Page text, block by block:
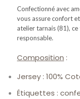
Confectionné avec
vous assure confort
atelier tarnais (81),
responsable.
Composition :
Jersey : 100%
Étiquettes :